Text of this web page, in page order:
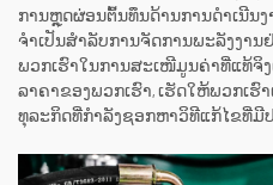
ການຫຼຸດຜ່ອນຕົ້ນທຶນດ້ານການດຳເນີນ
ຈຳເປັນສຳລັບການຈັດການພະລັງງາ
ພວກເຮົາໃນການສະເໜີມູນຄ່າທີ່ແທ້ຈິ
ລາຄາຂອງພວກເຮົາ, ເຮັດໃຫ້ພວກເຮົ
ທຸລະກິດທີ່ກຳລັງຊອກຫາວິທີແກ້ໄຂທີ່ມີ